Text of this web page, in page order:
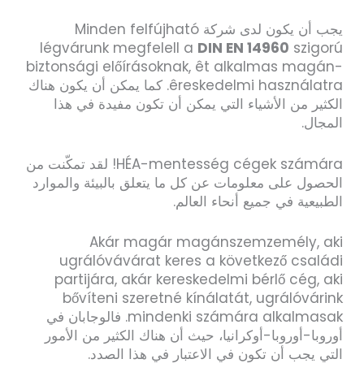
يجب أن يكون لدى شركة Minden felfújható
légvárunk megfelell a DIN EN 14960 szigorú
biztonsági előírásoknak, êt alkalmas magán-
êreskedelmi használatra. كما يمكن أن يكون هناك
الكثير من الأشياء التي يمكن أن تكون مفيدة في هذا
المجال.
HÉA-mentesség cégek számára! لقد تمكّنت من
الحصول على معلومات عن كل ما يتعلق بالبيئة والموارد
الطبيعية في جميع أنحاء العالم.
Akár magár magánszemzemély, aki
ugrálóvávárat keres a következő családi
partijára, akár kereskedelmi bérlő cég, aki
bővíteni szeretné kínálatát, ugrálóvárink
mindenki számára alkalmasak. فالوجابان في
أوروبا-أوروبا-أوكرانيا، حيث أن هناك الكثير من الأمور
التي يجب أن تكون في الاعتبار في هذا الصدد.